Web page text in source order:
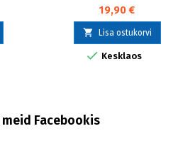
19,90 €
 Lisa ostukorvi
 Kesklaos
meid Facebookis